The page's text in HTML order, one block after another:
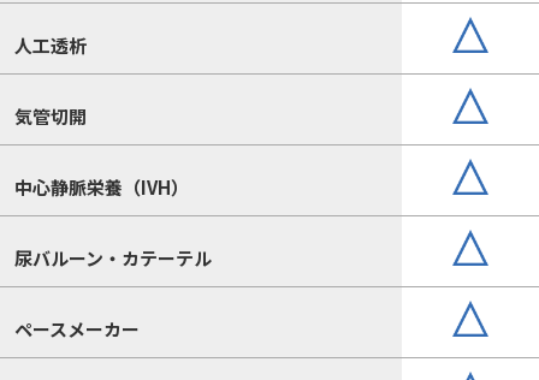
人工透析
気管切開
中心静脈栄養（IVH）
尿バルーン・カテーテル
ペースメーカー